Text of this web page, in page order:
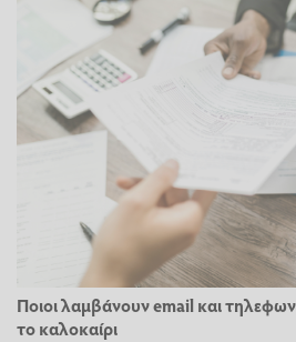
Ποιοι λαμβάνουν email και
το καλοκαίρι